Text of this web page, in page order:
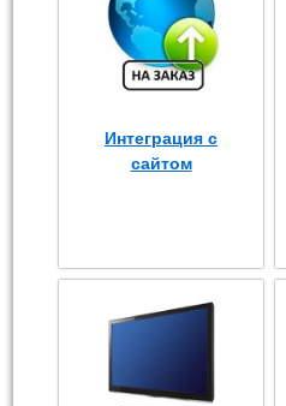
Интеграция с
сайтом